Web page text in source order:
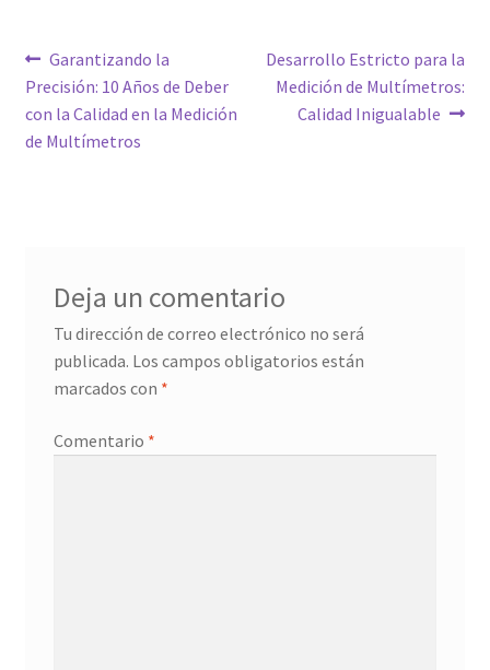
Navegación
de
entradas
Entrada
anterior:
Garantizando la
Precisión: 10 Años de Deber
con la Calidad en la Medición
de Multímetros
Siguiente
entrada:
Desarrollo Estricto para la
Medición de Multímetros:
Calidad Inigualable
Deja un comentario
Tu dirección de correo electrónico no será
publicada. Los campos obligatorios están
marcados con *
Comentario *